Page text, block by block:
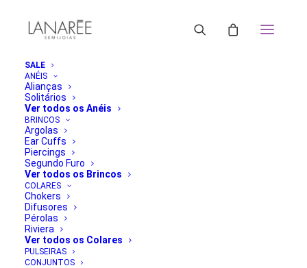
SALE
ANÉIS
Alianças
Solitários
Ver todos os Anéis
BRINCOS
Argolas
Ear Cuffs
Piercings
Segundo Furo
Ver todos os Brincos
COLARES
Chokers
Difusores
Pérolas
Riviera
Ver todos os Colares
PULSEIRAS
CONJUNTOS
Home
Brinco Estrela Dourada Semijoia